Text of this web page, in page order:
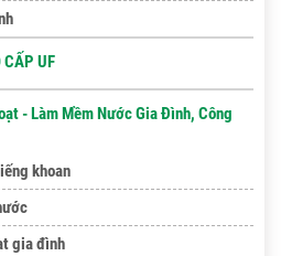
CẤP UF
- Làm Mềm Nước Gia Đình, Công
khoan
gia đình